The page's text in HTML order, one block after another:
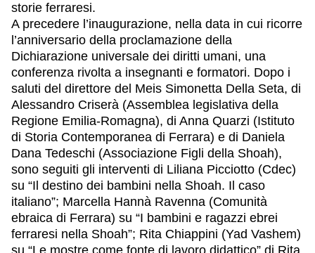
storie ferraresi.
A precedere l’inaugurazione, nella data in cui ricorre
l’anniversario della proclamazione della
Dichiarazione universale dei diritti umani, una
conferenza rivolta a insegnanti e formatori. Dopo i
saluti del direttore del Meis Simonetta Della Seta, di
Alessandro Criserà (Assemblea legislativa della
Regione Emilia-Romagna), di Anna Quarzi (Istituto
di Storia Contemporanea di Ferrara) e di Daniela
Dana Tedeschi (Associazione Figli della Shoah),
sono seguiti gli interventi di Liliana Picciotto (Cdec)
su “Il destino dei bambini nella Shoah. Il caso
italiano”; Marcella Hannà Ravenna (Comunità
ebraica di Ferrara) su “I bambini e ragazzi ebrei
ferraresi nella Shoah”; Rita Chiappini (Yad Vashem)